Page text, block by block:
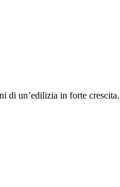
di un’edilizia in forte crescita.